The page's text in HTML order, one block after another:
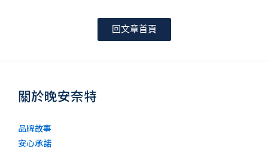
回文章首頁
關於晚安奈特
品牌故事
安心承諾